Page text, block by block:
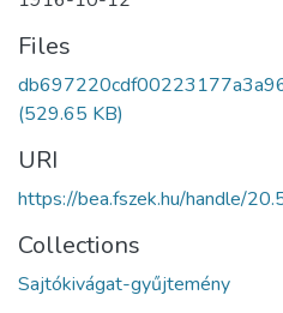
Files
(529.65 KB)
URI
https://bea.fszek.hu/handle/
Collections
Sajtókivágat-gyűjtemény